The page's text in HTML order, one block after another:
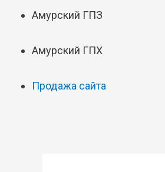
Амурский ГПЗ
Амурский ГПХ
Продажа сайта